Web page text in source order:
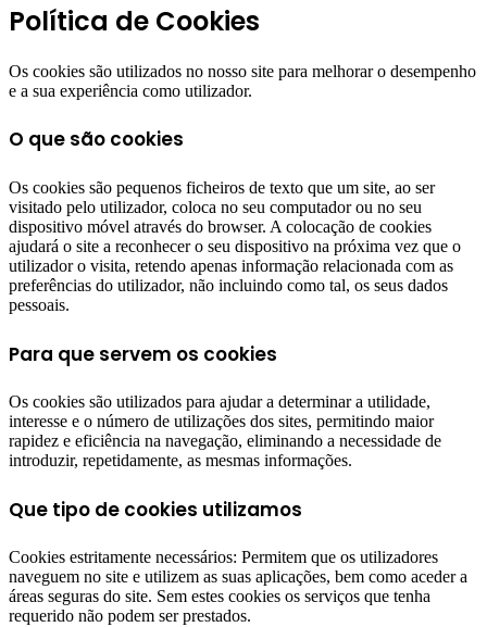
Política de Cookies
Os cookies são utilizados no nosso site para melhorar o desempenho
e a sua experiência como utilizador.
O que são cookies
Os cookies são pequenos ficheiros de texto que um site, ao ser
visitado pelo utilizador, coloca no seu computador ou no seu
dispositivo móvel através do browser. A colocação de cookies
ajudará o site a reconhecer o seu dispositivo na próxima vez que o
utilizador o visita, retendo apenas informação relacionada com as
preferências do utilizador, não incluindo como tal, os seus dados
pessoais.
Para que servem os cookies
Os cookies são utilizados para ajudar a determinar a utilidade,
interesse e o número de utilizações dos sites, permitindo maior
rapidez e eficiência na navegação, eliminando a necessidade de
introduzir, repetidamente, as mesmas informações.
Que tipo de cookies utilizamos
Cookies estritamente necessários: Permitem que os utilizadores
naveguem no site e utilizem as suas aplicações, bem como aceder a
áreas seguras do site. Sem estes cookies os serviços que tenha
requerido não podem ser prestados.